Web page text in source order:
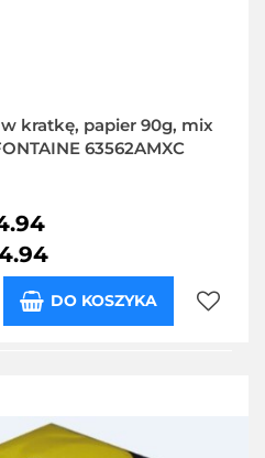
kratkę, papier 90g, mix
63562AMXC
DO KOSZYKA